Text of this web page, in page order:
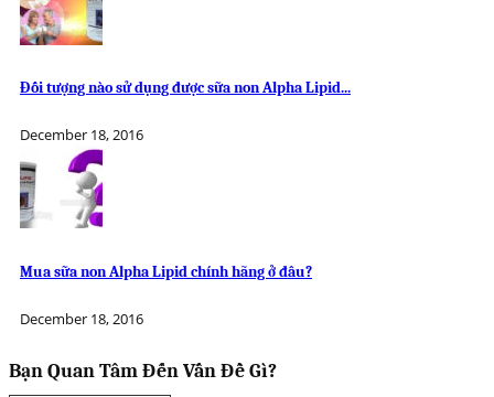
Đối tượng nào sử dụng được sữa non Alpha Lipid...
December 18, 2016
Mua sữa non Alpha Lipid chính hãng ở đâu?
December 18, 2016
Bạn Quan Tâm Đến Vấn Đề Gì?